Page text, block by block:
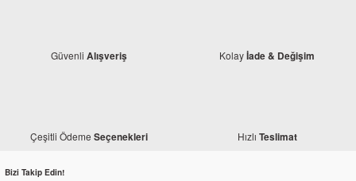
Yamaha YBR 125 Yağ Pompası
226,99 TL
Güvenli Alışveriş Kolayİade & Değişim
Çeşitli Ödeme Seçenekleri Hızlı Teslimat
Bizi Takip Edin!